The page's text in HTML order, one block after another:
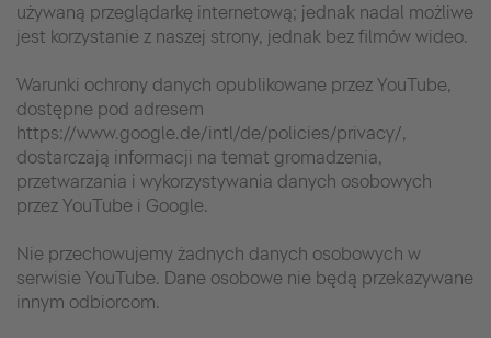
używaną przeglądarkę internetową; jednak nadal możliwe
jest korzystanie z naszej strony, jednak bez filmów wideo.
Warunki ochrony danych opublikowane przez YouTube,
dostępne pod adresem
https://www.google.de/intl/de/policies/privacy/,
dostarczają informacji na temat gromadzenia,
przetwarzania i wykorzystywania danych osobowych
przez YouTube i Google.
Nie przechowujemy żadnych danych osobowych w
serwisie YouTube. Dane osobowe nie będą przekazywane
innym odbiorcom.